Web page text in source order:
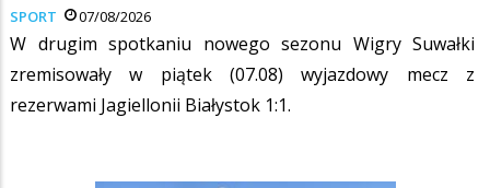
SPORT 07/08/2026
W drugim spotkaniu nowego sezonu Wigry Suwałki
zremisowały w piątek (07.08) wyjazdowy mecz z
rezerwami Jagiellonii Białystok 1:1.